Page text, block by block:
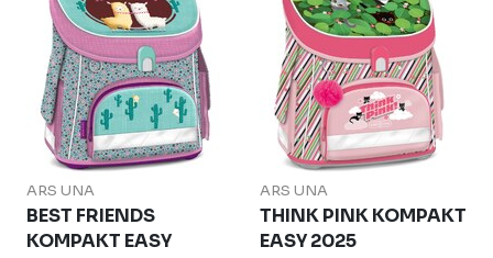
ARS UNA
BEST FRIENDS
KOMPAKT EASY
ARS UNA
THINK PINK KOMPAKT
EASY 2025